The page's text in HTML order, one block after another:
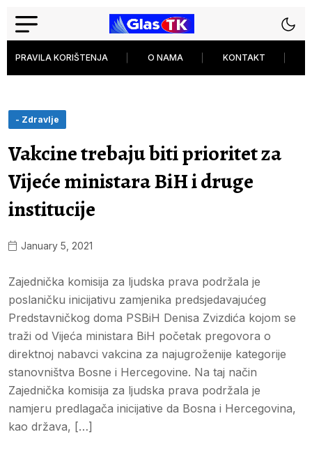
PRAVILA KORIŠTENJA O NAMA KONTAKT
- Zdravlje
Vakcine trebaju biti prioritet za
Vijeće ministara BiH i druge
institucije
January 5, 2021
Zajednička komisija za ljudska prava podržala je
poslaničku inicijativu zamjenika predsjedavajućeg
Predstavničkog doma PSBiH Denisa Zvizdića kojom se
traži od Vijeća ministara BiH početak pregovora o
direktnoj nabavci vakcina za najugroženije kategorije
stanovništva Bosne i Hercegovine. Na taj način
Zajednička komisija za ljudska prava podržala je
namjeru predlagača inicijative da Bosna i Hercegovina,
kao država, […]